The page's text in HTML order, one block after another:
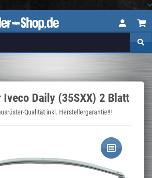
Iveco Daily (35SXX) 2 Blatt
Qualität inkl. Herstellergarantie!!!